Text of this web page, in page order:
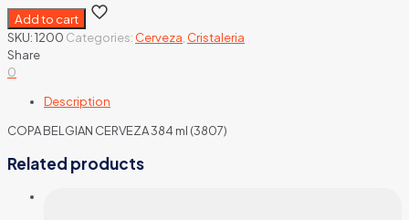
Add to cart
SKU:1200 Categories: Cerveza Cristaleria
Share
0
Description
COPA BELGIAN CERVEZA 384 ml (3807)
Related products